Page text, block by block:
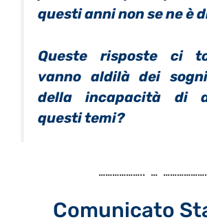
questi anni non se ne è
Queste risposte ci
vanno aldilà dei
della incapacità di
questi temi?
……………….. …
Comunicato